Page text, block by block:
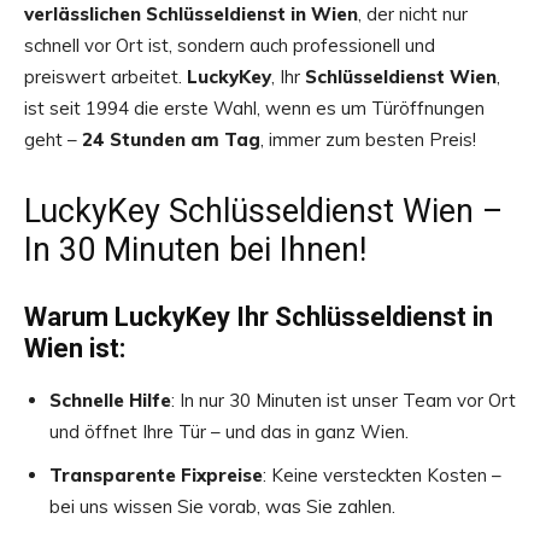
verlässlichen Schlüsseldienst in Wien, der nicht nur
schnell vor Ort ist, sondern auch professionell und
preiswert arbeitet. LuckyKey, Ihr Schlüsseldienst Wien,
ist seit 1994 die erste Wahl, wenn es um Türöffnungen
geht – 24 Stunden am Tag, immer zum besten Preis!
LuckyKey Schlüsseldienst Wien –
In 30 Minuten bei Ihnen!
Warum LuckyKey Ihr Schlüsseldienst in
Wien ist:
Schnelle Hilfe: In nur 30 Minuten ist unser Team vor Ort
und öffnet Ihre Tür – und das in ganz Wien.
Transparente Fixpreise: Keine versteckten Kosten –
bei uns wissen Sie vorab, was Sie zahlen.